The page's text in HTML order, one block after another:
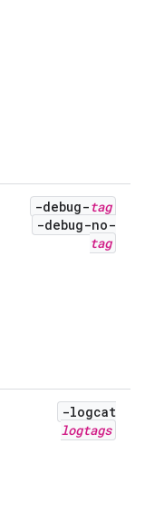
-debug-tag
-debug-no-
tag
-logcat
logtags